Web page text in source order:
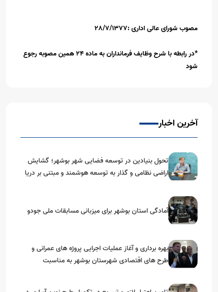
مصوب شورایعالی اداری :28/7/1377
*در رابطه با شرح وظایف فرمانداران به ماده 24
همین مصوبه رجوع
شود
آخرین اخبار
تحول بنیادین در توسعه فضایی شهر بوشهر؛ گشایش
اراضی نظامی و گذار به توسعه هوشمند و مبتنی بر دریا
آمادگی استان بوشهر برای میزبانی مسابقات ملی جودو
بهره برداری و آغاز عملیات اجرایی پروژه های عمرانی و
طرح های اقتصادی شهرستان بوشهر به مناسبت